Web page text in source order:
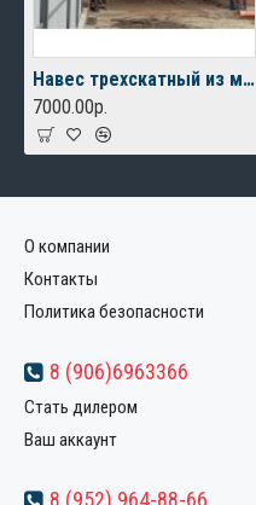
Навес трехскатный из металлочерепицы
7000.00р.
О компании
Контакты
Политика безопасности
8 (906)6963366
Стать дилером
Ваш аккаунт
8 (952) 964-88-66